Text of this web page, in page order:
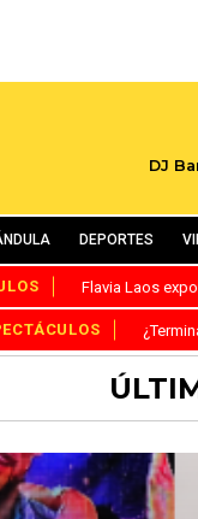
DJ
DEPORTES
Flavia Laos